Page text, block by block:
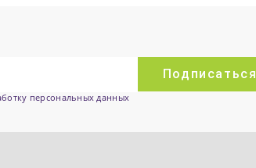
Подписаться
персональных данных